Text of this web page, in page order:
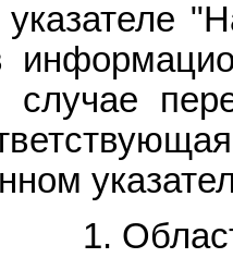
указателе
случае
1.